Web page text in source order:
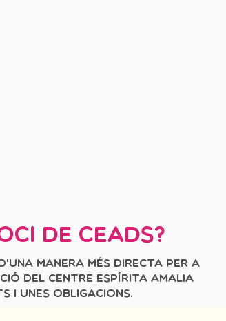
de ceads?
manera més directa per a
del Centre Espírita Amalia
i unes obligacions.